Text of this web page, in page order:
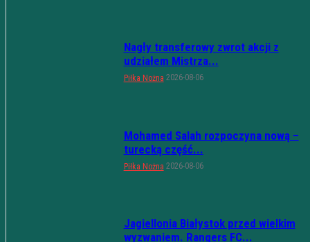
Nagły transferowy zwrot akcji z
udziałem Mistrza...
Piłka Nożna 2026-08-06
Mohamed Salah rozpoczyna nową –
turecką część...
Piłka Nożna 2026-08-06
Jagiellonia Białystok przed wielkim
wyzwaniem. Rangers FC...